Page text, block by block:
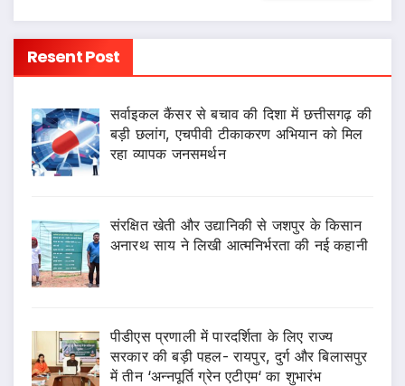
Resent Post
सर्वाइकल कैंसर से बचाव की दिशा में छत्तीसगढ़ की
बड़ी छलांग, एचपीवी टीकाकरण अभियान को मिल
रहा व्यापक जनसमर्थन
संरक्षित खेती और उद्यानिकी से जशपुर के किसान
अनारथ साय ने लिखी आत्मनिर्भरता की नई कहानी
पीडीएस प्रणाली में पारदर्शिता के लिए राज्य
सरकार की बड़ी पहल- रायपुर, दुर्ग और बिलासपुर
में तीन ‘अन्नपूर्ति ग्रेन एटीएम‘ का शुभारंभ